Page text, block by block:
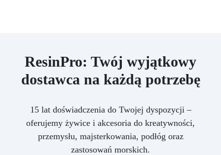
ResinPro: Twój wyjątkowy
dostawca na każdą potrzebę
15 lat doświadczenia do Twojej dyspozycji –
oferujemy żywice i akcesoria do kreatywności,
przemysłu, majsterkowania, podłóg oraz
zastosowań morskich.